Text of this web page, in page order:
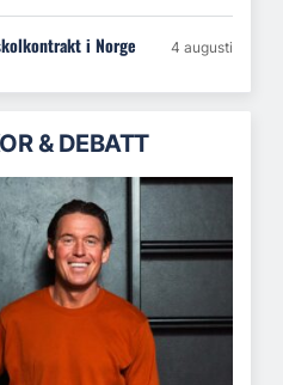
i Norge 4 augusti
& DEBATT